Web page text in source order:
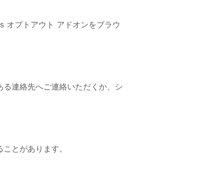
オプトアウト アドオンをブラウ
連絡先へご連絡いただくか、シ
とがあります。